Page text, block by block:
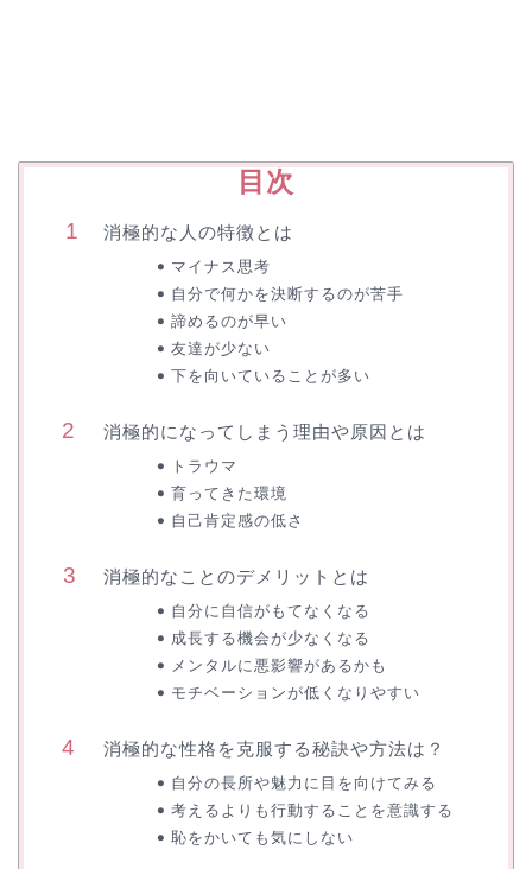
目次
消極的な人の特徴とは
マイナス思考
自分で何かを決断するのが苦手
諦めるのが早い
友達が少ない
下を向いていることが多い
消極的になってしまう理由や原因とは
トラウマ
育ってきた環境
自己肯定感の低さ
消極的なことのデメリットとは
自分に自信がもてなくなる
成長する機会が少なくなる
メンタルに悪影響があるかも
モチベーションが低くなりやすい
消極的な性格を克服する秘訣や方法は？
自分の長所や魅力に目を向けてみる
考えるよりも行動することを意識する
恥をかいても気にしない